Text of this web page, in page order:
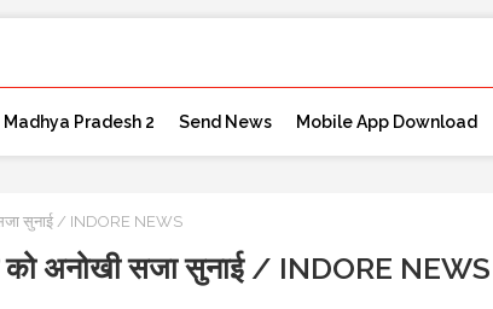
Madhya Pradesh 2 Send News Mobile App Download
सजा सुनाई / INDORE NEWS
को अनोखी सजा सुनाई / INDORE NEWS